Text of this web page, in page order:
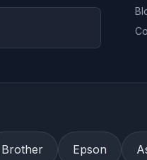
Brother Epson